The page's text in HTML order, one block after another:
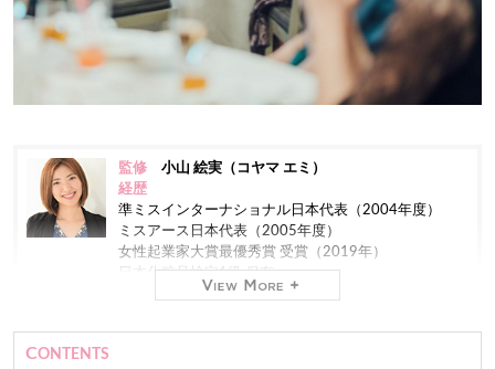
監修 小山 絵実（コヤマ エミ）
経歴
準ミスインターナショナル日本代表（2004年度）
ミスアース日本代表（2005年度）
女性起業家大賞最優秀賞 受賞（2019年）
日本化粧品検定1級 保有
株式会社ミスコンシャス 代表取締役社長（2012年
CONTENTS